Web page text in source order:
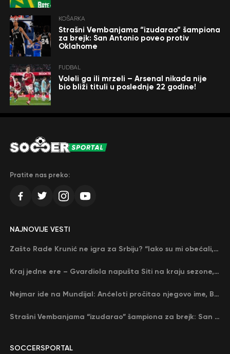
KOŠARKA
Strašni Vembanjama “izudarao” šampiona
za brejk: San Antonio poveo protiv
Oklahome
FUDBAL
Voleli ga ili mrzeli – Arsenal nikada nije
bio bliži tituli u poslednje 22 godine!
Pratite nas preko:
SOCCERSPORTAL
NAJNOVIJE VESTI
Zašto Rade Krunić ne igra za Srbiju? “Iako su mi obećali, niko me nije zvao…”
Kraj jedne ere – Gvardiola napušta Siti na kraju sezone, menja ga njegov nekadašnji rival
Nejmar ide na Mundijal: Anćeloti pročitao njegovo ime, Brazil u delirijumu (VIDEO)
Strašni Vembanjama “izudarao” šampiona za brejk: San Antonio poveo protiv Oklahome